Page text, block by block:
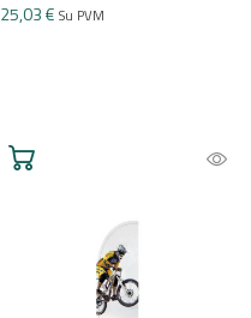
25,03 € Su PVM